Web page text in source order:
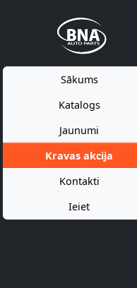
Sākums
Katalogs
Jaunumi
Kravas akcija
Kontakti
Ieiet